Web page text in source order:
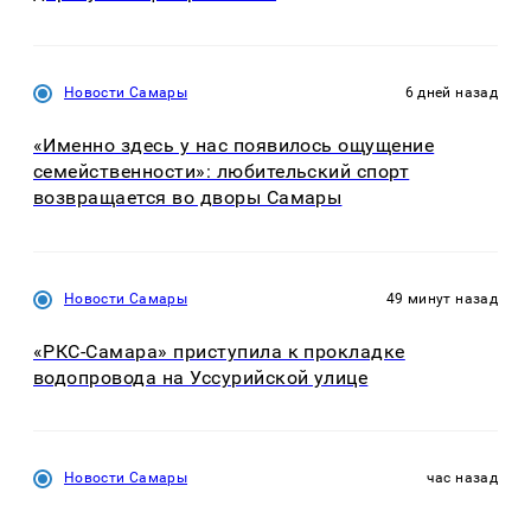
Новости Самары 6 дней назад
«Именно здесь у нас появилось ощущение
семейственности»: любительский спорт
возвращается во дворы Самары
Новости Самары 49 минут назад
«РКС-Самара» приступила к прокладке
водопровода на Уссурийской улице
Новости Самары час назад